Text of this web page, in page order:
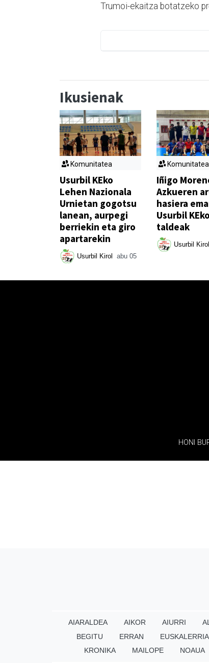
Trumoi-ekaitza botatzeko
Ikusienak
Komunitatea
Usurbil KEko
Lehen Nazionala
Urnietan gogotsu
lanean, aurpegi
berriekin eta giro
apartarekin
Usurbil Kirol abu 05
Komunitatea
Iñigo
Azkueren
hasiera
Usurbil
taldeak
Usurbil Kirol
HONI
AIARALDEA AIKOR AIURRI
BEGITU
ERRAN
KRONIKA
MAILOPE NOAUA